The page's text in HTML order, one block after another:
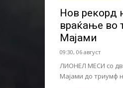
Нов рекорд
враќање во
Мајами
09:30, 06 август
ЛИОНЕЛ МЕСИ со
Мајами до триумф